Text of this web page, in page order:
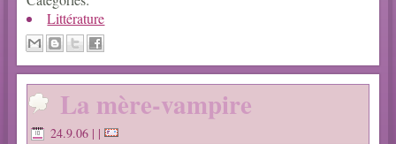
Littérature
La mère-vampire
24.9.06 | |